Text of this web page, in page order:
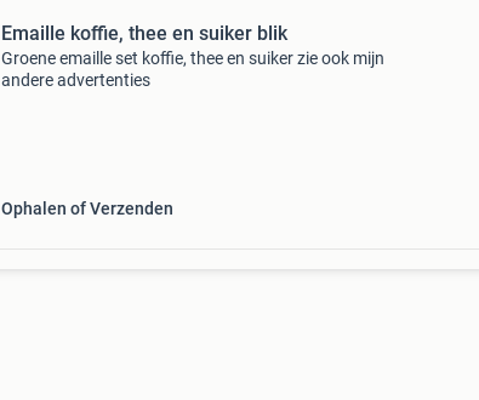
Emaille koffie, thee en suiker blik
Groene emaille set koffie, thee en suiker zie ook mijn
andere advertenties
Ophalen of Verzenden